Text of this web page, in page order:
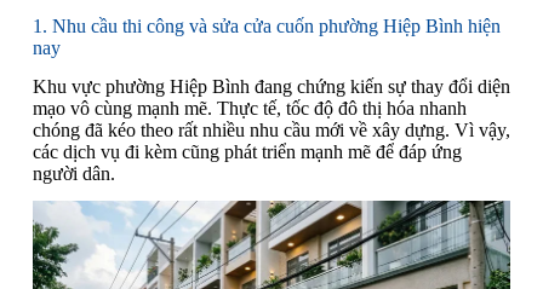
1. Nhu cầu thi công và sửa cửa cuốn phường Hiệp Bình hiện
nay
Khu vực phường Hiệp Bình đang chứng kiến sự thay đổi diện
mạo vô cùng mạnh mẽ. Thực tế, tốc độ đô thị hóa nhanh
chóng đã kéo theo rất nhiều nhu cầu mới về xây dựng. Vì vậy,
các dịch vụ đi kèm cũng phát triển mạnh mẽ để đáp ứng
người dân.